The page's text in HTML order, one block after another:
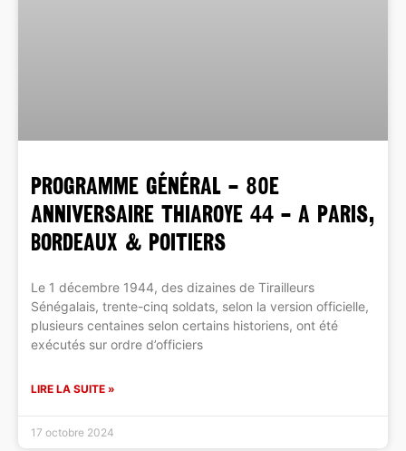
PROGRAMME GÉNÉRAL – 80e
ANNIVERSAIRE THIAROYE 44 – A PARIS,
BORDEAUX & POITIERS
Le 1 décembre 1944, des dizaines de Tirailleurs
Sénégalais, trente-cinq soldats, selon la version officielle,
plusieurs centaines selon certains historiens, ont été
exécutés sur ordre d’officiers
LIRE LA SUITE »
17 octobre 2024